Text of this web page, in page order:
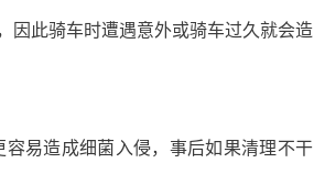
此骑车时遭遇意外或骑车过久就会造
易造成细菌入侵，事后如果清理不干